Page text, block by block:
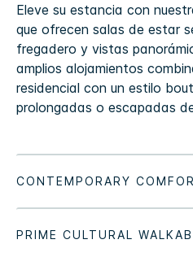
Eleve su estancia con
que ofrecen salas de estar
fregadero y vistas
amplios alojamientos
residencial con un estilo
prolongadas o escapadas